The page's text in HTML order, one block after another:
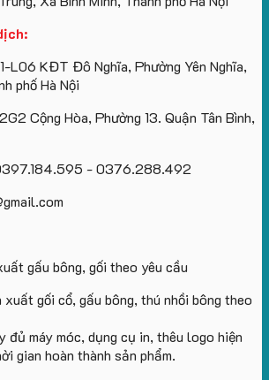
theo
cầu
L06 KĐT Đô Nghĩa, Phường Yên Nghĩa,
phố Hà Nội
Cộng Hòa, Phường 13. Quận Tân Bình,
- 0376.288.492
gối cổ, gấu bông, thú nhồi bông theo
đủ máy móc, dụng cụ in, thêu logo hiện
gian hoàn thành sản phẩm.